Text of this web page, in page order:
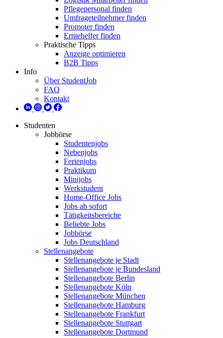
Pflegepersonal finden
Umfrageteilnehmer finden
Promoter finden
Erntehelfer finden
Praktische Tipps
Anzeige optimieren
B2B Tipps
Info
Über StudentJob
FAQ
Kontakt
Studenten
Jobbörse
Studentenjobs
Nebenjobs
Ferienjobs
Praktikum
Minijobs
Werkstudent
Home-Office Jobs
Jobs ab sofort
Tätigkeitsbereiche
Beliebte Jobs
Jobbörse
Jobs Deutschland
Stellenangebote
Stellenangebote je Stadt
Stellenangebote je Bundesland
Stellenangebote Berlin
Stellenangebote Köln
Stellenangebote München
Stellenangebote Hamburg
Stellenangebote Frankfurt
Stellenangebote Stuttgart
Stellenangebote Dortmund